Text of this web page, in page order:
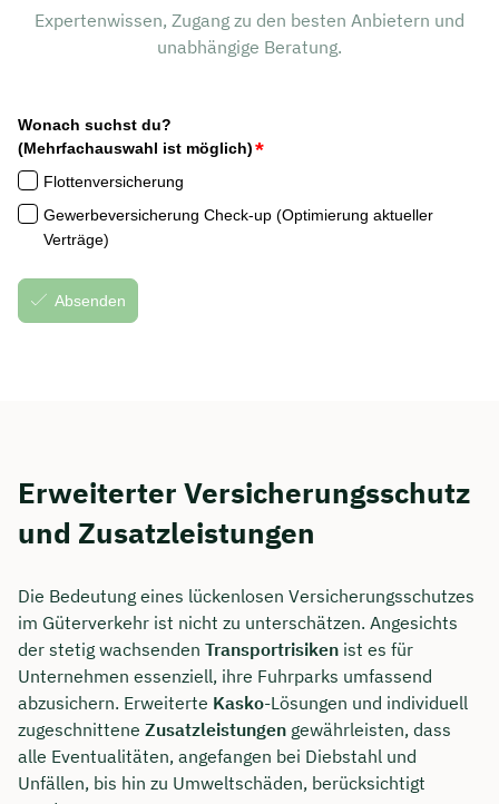
Expertenwissen, Zugang zu den besten Anbietern und
unabhängige Beratung.
Erweiterter Versicherungsschutz
und Zusatzleistungen
Die Bedeutung eines lückenlosen Versicherungsschutzes
im Güterverkehr ist nicht zu unterschätzen. Angesichts
der stetig wachsenden Transportrisiken ist es für
Unternehmen essenziell, ihre Fuhrparks umfassend
abzusichern. Erweiterte Kasko-Lösungen und individuell
zugeschnittene Zusatzleistungen gewährleisten, dass
alle Eventualitäten, angefangen bei Diebstahl und
Unfällen, bis hin zu Umweltschäden, berücksichtigt